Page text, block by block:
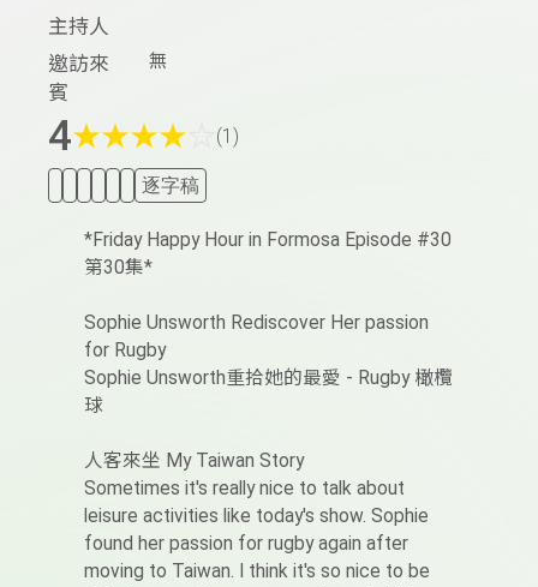
主持人
邀訪來
賓
無
4★★★★ (1)
逐字稿
*Friday Happy Hour in Formosa Episode #30
第30集*
Sophie Unsworth Rediscover Her passion
for Rugby
Sophie Unsworth重拾她的最愛 - Rugby 橄欖
球
人客來坐 My Taiwan Story
Sometimes it's really nice to talk about
leisure activities like today's show. Sophie
found her passion for rugby again after
moving to Taiwan. I think it's so nice to be